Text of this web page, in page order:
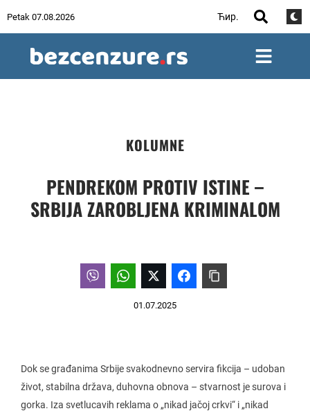
Petak 07.08.2026 Ћир.
KOLUMNE
PENDREKOM PROTIV ISTINE –
SRBIJA ZAROBLJENA KRIMINALOM
01.07.2025
Dok se građanima Srbije svakodnevno servira fikcija – udoban
život, stabilna država, duhovna obnova – stvarnost je surova i
gorka. Iza svetlucavih reklama o „nikad jačoj crkvi“ i „nikad